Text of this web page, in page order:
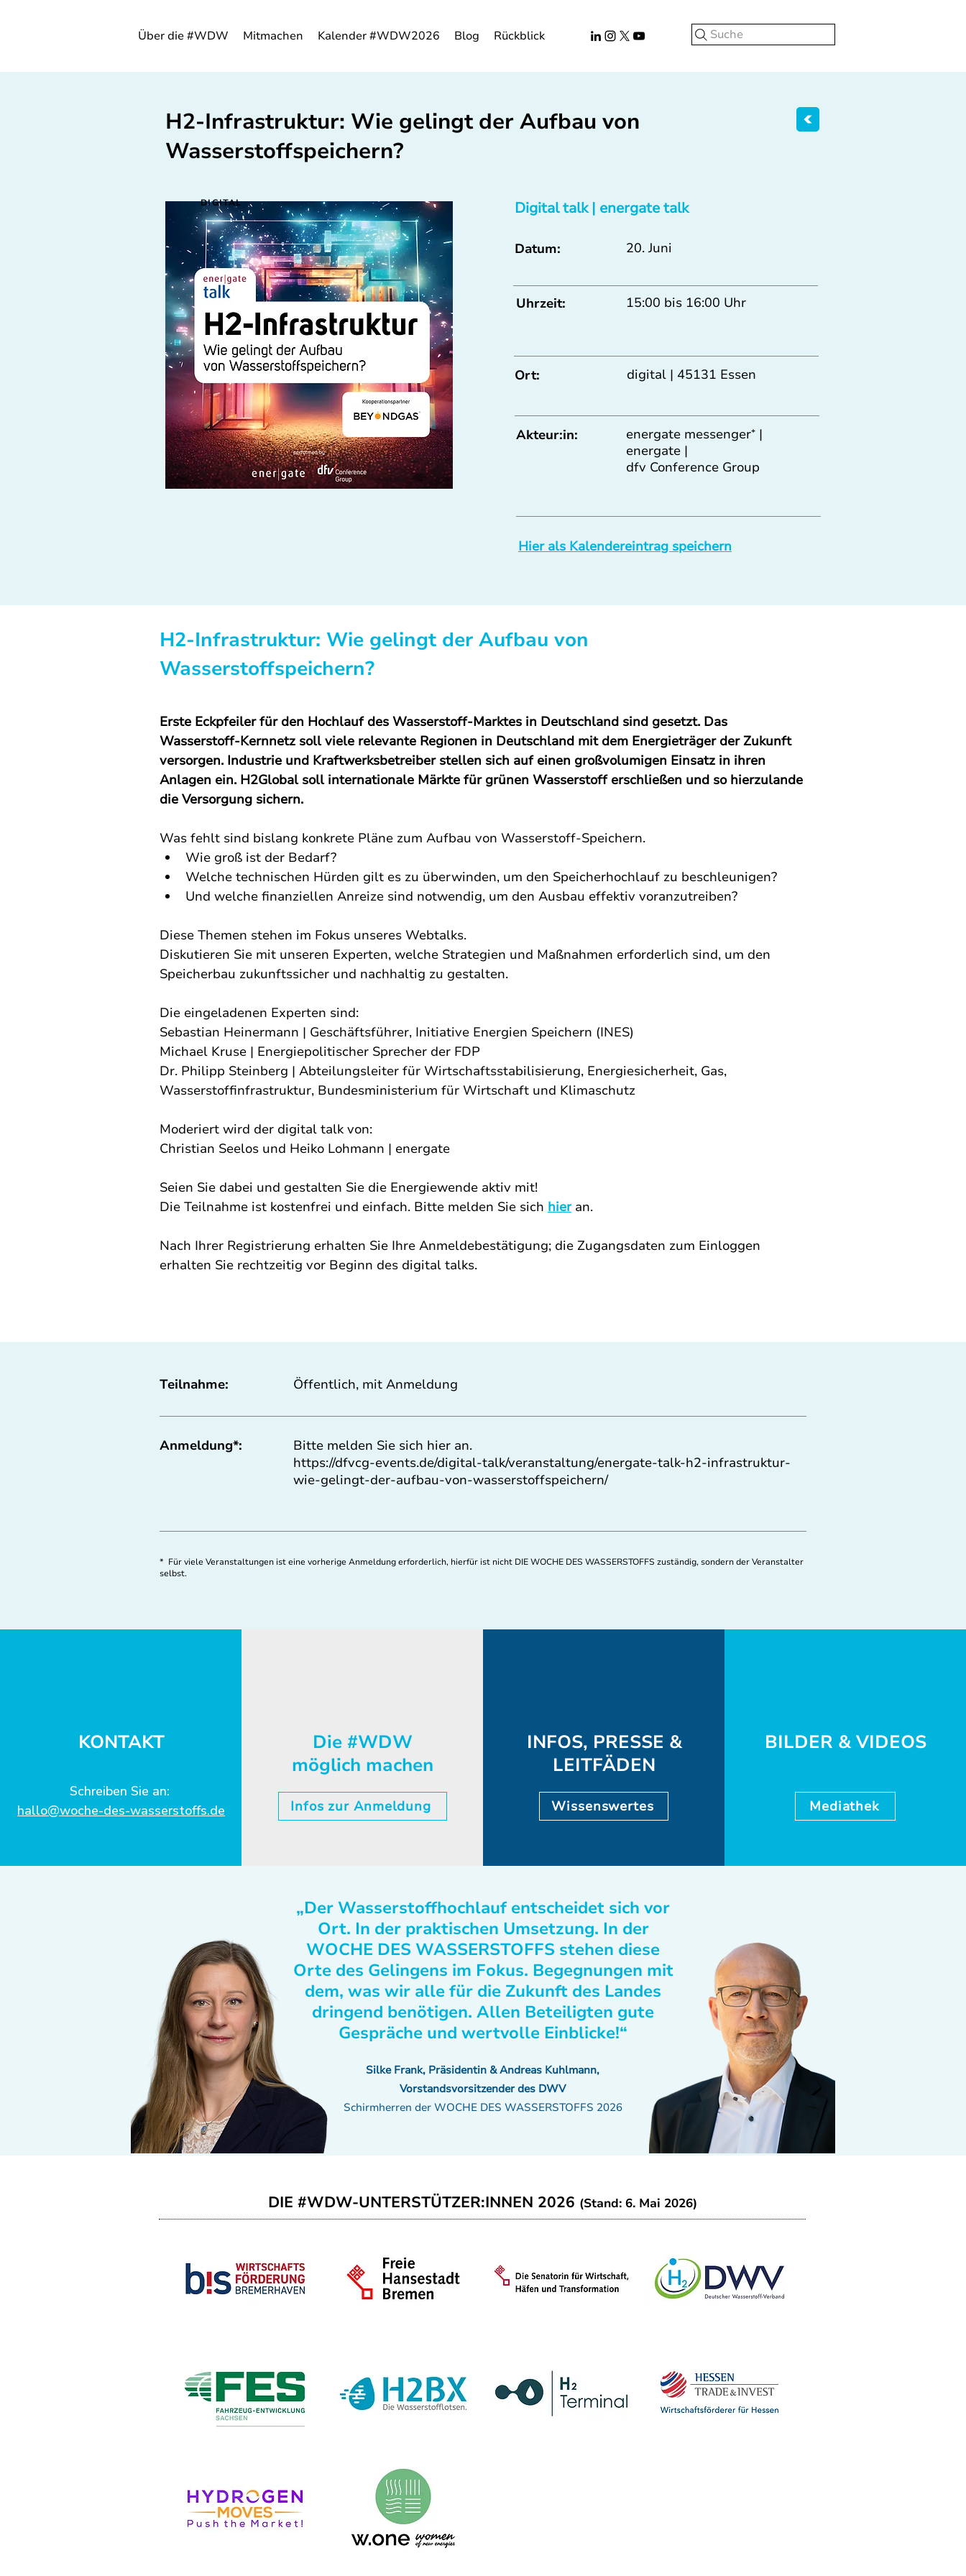
Über die #WDW Mitmachen Kalender #WDW2026 Blog Rückblick Suche
H2-Infrastruktur: Wie gelingt der Aufbau von
Wasserstoffspeichern?
DIGITAL Digital talk | energate talk
Datum: 20. Juni
Uhrzeit: 15:00 bis 16:00 Uhr
Ort: digital | 45131 Essen
Akteur:in:
energate messenger⁺ |
energate |
dfv Conference Group
Hier als Kalendereintrag speichern
H2-Infrastruktur: Wie gelingt der Aufbau von
Wasserstoffspeichern?
Erste Eckpfeiler für den Hochlauf des Wasserstoff-Marktes in Deutschland sind gesetzt. Das
Wasserstoff-Kernnetz soll viele relevante Regionen in Deutschland mit dem Energieträger der Zukunft
versorgen. Industrie und Kraftwerksbetreiber stellen sich auf einen großvolumigen Einsatz in ihren
Anlagen ein. H2Global soll internationale Märkte für grünen Wasserstoff erschließen und so hierzulande
die Versorgung sichern.
Was fehlt sind bislang konkrete Pläne zum Aufbau von Wasserstoff-Speichern.
Wie groß ist der Bedarf?
Welche technischen Hürden gilt es zu überwinden, um den Speicherhochlauf zu beschleunigen?
Und welche finanziellen Anreize sind notwendig, um den Ausbau effektiv voranzutreiben?
Diese Themen stehen im Fokus unseres Webtalks.
Diskutieren Sie mit unseren Experten, welche Strategien und Maßnahmen erforderlich sind, um den
Speicherbau zukunftssicher und nachhaltig zu gestalten.
Die eingeladenen Experten sind:
Sebastian Heinermann | Geschäftsführer, Initiative Energien Speichern (INES)
Michael Kruse | Energiepolitischer Sprecher der FDP
Dr. Philipp Steinberg | Abteilungsleiter für Wirtschaftsstabilisierung, Energiesicherheit, Gas,
Wasserstoffinfrastruktur, Bundesministerium für Wirtschaft und Klimaschutz
Moderiert wird der digital talk von:
Christian Seelos und Heiko Lohmann | energate
Seien Sie dabei und gestalten Sie die Energiewende aktiv mit!
Die Teilnahme ist kostenfrei und einfach. Bitte melden Sie sich hier an.
Nach Ihrer Registrierung erhalten Sie Ihre Anmeldebestätigung; die Zugangsdaten zum Einloggen
erhalten Sie rechtzeitig vor Beginn des digital talks.
Teilnahme: Öffentlich, mit Anmeldung
Anmeldung*:
Bitte melden Sie sich hier an.
https://dfvcg-events.de/digital-talk/veranstaltung/energate-talk-h2-infrastruktur-
wie-gelingt-der-aufbau-von-wasserstoffspeichern/
* Für viele Veranstaltungen ist eine vorherige Anmeldung erforderlich, hierfür ist nicht DIE WOCHE DES WASSERSTOFFS zuständig, sondern der Veranstalter
selbst.
KONTAKT
Schreiben Sie an:
hallo@woche-des-wasserstoffs.de
Die #WDW
möglich machen
Infos zur Anmeldung
INFOS, PRESSE &
LEITFÄDEN
Wissenswertes
BILDER & VIDEOS
Mediathek
„Der Wasserstoffhochlauf entscheidet sich vor
Ort. In der praktischen Umsetzung. In der
WOCHE DES WASSERSTOFFS stehen diese
Orte des Gelingens im Fokus. Begegnungen mit
dem, was wir alle für die Zukunft des Landes
dringend benötigen. Allen Beteiligten gute
Gespräche und wertvolle Einblicke!“
Silke Frank, Präsidentin & Andreas Kuhlmann,
Vorstandsvorsitzender des DWV
Schirmherren der WOCHE DES WASSERSTOFFS 2026
DIE #WDW-UNTERSTÜTZER:INNEN 2026 (Stand: 6. Mai 2026)